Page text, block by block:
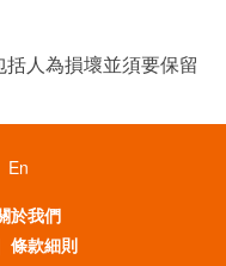
人為損壞並須要保留
En
於我們
條款細則